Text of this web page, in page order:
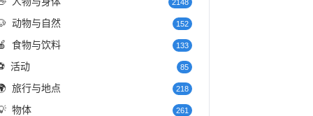
2148
动物与自然 152
食物与饮料 133
活动 85
旅行与地点 218
物体 261